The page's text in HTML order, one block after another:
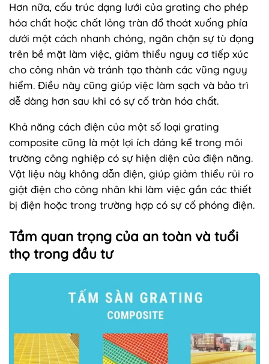
Hơn nữa, cấu trúc dạng lưới của grating cho phép
hóa chất hoặc chất lỏng tràn đổ thoát xuống phía
dưới một cách nhanh chóng, ngăn chặn sự tù đọng
trên bề mặt làm việc, giảm thiểu nguy cơ tiếp xúc
cho công nhân và tránh tạo thành các vũng nguy
hiểm. Điều này cũng giúp việc làm sạch và bảo trì
dễ dàng hơn sau khi có sự cố tràn hóa chất.
Khả năng cách điện của một số loại grating
composite cũng là một lợi ích đáng kể trong môi
trường công nghiệp có sự hiện diện của điện năng.
Vật liệu này không dẫn điện, giúp giảm thiểu rủi ro
giật điện cho công nhân khi làm việc gần các thiết
bị điện hoặc trong trường hợp có sự cố phóng điện.
Tầm quan trọng của an toàn và tuổi
thọ trong đầu tư